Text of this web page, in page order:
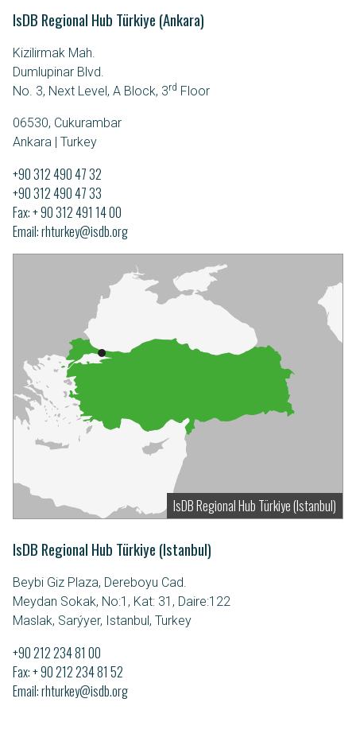
IsDB Regional Hub Türkiye (Ankara)
Kizilirmak Mah.
Dumlupinar Blvd.
No. 3, Next Level, A Block, 3rd Floor
06530, Cukurambar
Ankara | Turkey
+90 312 490 47 32
+90 312 490 47 33
Fax: + 90 312 491 14 00
Email rhturkey@isdb.org
IsDB Regional Hub Türkiye (Istanbul)
IsDB Regional Hub Türkiye (Istanbul)
Beybi Giz Plaza, Dereboyu Cad.
Meydan Sokak, No:1, Kat: 31, Daire:122
Maslak, Sarýyer, Istanbul, Turkey
+90 212 234 81 00
Fax: + 90 212 234 81 52
Email rhturkey@isdb.org